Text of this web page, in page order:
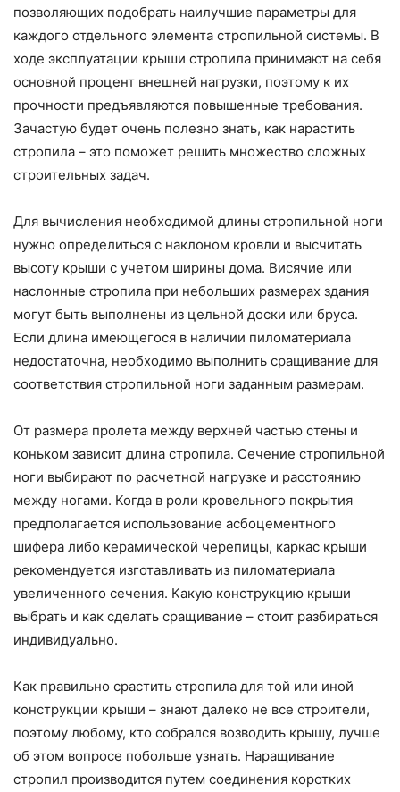
позволяющих подобрать наилучшие параметры для
каждого отдельного элемента стропильной системы. В
ходе эксплуатации крыши стропила принимают на себя
основной процент внешней нагрузки, поэтому к их
прочности предъявляются повышенные требования.
Зачастую будет очень полезно знать, как нарастить
стропила – это поможет решить множество сложных
строительных задач.
Для вычисления необходимой длины стропильной ноги
нужно определиться с наклоном кровли и высчитать
высоту крыши с учетом ширины дома. Висячие или
наслонные стропила при небольших размерах здания
могут быть выполнены из цельной доски или бруса.
Если длина имеющегося в наличии пиломатериала
недостаточна, необходимо выполнить сращивание для
соответствия стропильной ноги заданным размерам.
От размера пролета между верхней частью стены и
коньком зависит длина стропила. Сечение стропильной
ноги выбирают по расчетной нагрузке и расстоянию
между ногами. Когда в роли кровельного покрытия
предполагается использование асбоцементного
шифера либо керамической черепицы, каркас крыши
рекомендуется изготавливать из пиломатериала
увеличенного сечения. Какую конструкцию крыши
выбрать и как сделать сращивание – стоит разбираться
индивидуально.
Как правильно срастить стропила для той или иной
конструкции крыши – знают далеко не все строители,
поэтому любому, кто собрался возводить крышу, лучше
об этом вопросе побольше узнать. Наращивание
стропил производится путем соединения коротких